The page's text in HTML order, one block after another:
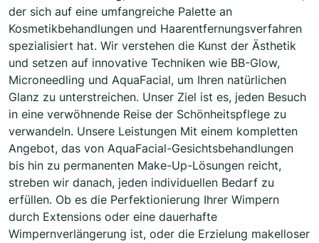
der sich auf eine umfangreiche Palette an
Kosmetikbehandlungen und Haarentfernungsverfahren
spezialisiert hat. Wir verstehen die Kunst der Ästhetik
und setzen auf innovative Techniken wie BB-Glow,
Microneedling und AquaFacial, um Ihren natürlichen
Glanz zu unterstreichen. Unser Ziel ist es, jeden Besuch
in eine verwöhnende Reise der Schönheitspflege zu
verwandeln. Unsere Leistungen Mit einem kompletten
Angebot, das von AquaFacial-Gesichtsbehandlungen
bis hin zu permanenten Make-Up-Lösungen reicht,
streben wir danach, jeden individuellen Bedarf zu
erfüllen. Ob es die Perfektionierung Ihrer Wimpern
durch Extensions oder eine dauerhafte
Wimpernverlängerung ist, oder die Erzielung makelloser